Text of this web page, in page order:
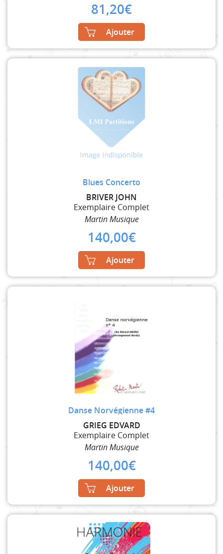
81,20€
Ajouter
Blues Concerto
BRIVER JOHN
Exemplaire Complet
Martin Musique
140,00€
Ajouter
Danse Norvégienne #4
GRIEG EDVARD
Exemplaire Complet
Martin Musique
140,00€
Ajouter